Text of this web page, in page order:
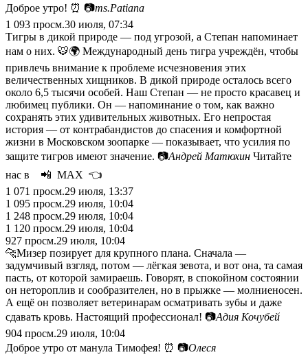
Доброе утро! ⏰ 📷ms.Patiana
1 093 просм.30 июля, 07:34
Тигры в дикой природе — под угрозой, а Степан напоминает
нам о них. 🐯🌍 Международный день тигра учреждён, чтобы
привлечь внимание к проблеме исчезновения этих
величественных хищников. В дикой природе осталось всего
около 6,5 тысячи особей. Наш Степан — не просто красавец и
любимец публики. Он — напоминание о том, как важно
сохранять этих удивительных животных. Его непростая
история — от контрабандистов до спасения и комфортной
жизни в Московском зоопарке — показывает, что усилия по
защите тигров имеют значение. 📷Андрей Матюхин Читайте
нас в 📲 МАХ 👈
1 071 просм.29 июля, 13:37
1 095 просм.29 июля, 10:04
1 248 просм.29 июля, 10:04
1 120 просм.29 июля, 10:04
927 просм.29 июля, 10:04
🐆Мизер позирует для крупного плана. Сначала —
задумчивый взгляд, потом — лёгкая зевота, и вот она, та самая
пасть, от которой замираешь. Говорят, в спокойном состоянии
он нетороплив и сообразителен, но в прыжке — молниеносен.
А ещё он позволяет ветеринарам осматривать зубы и даже
сдавать кровь. Настоящий профессионал! 📷Адия Кочубей
904 просм.29 июля, 10:04
Доброе утро от манула Тимофея! ⏰ 📷Олеся